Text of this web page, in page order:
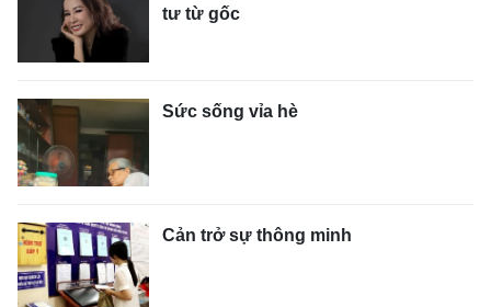
tư từ gốc
Sức sống vỉa hè
Cản trở sự thông minh